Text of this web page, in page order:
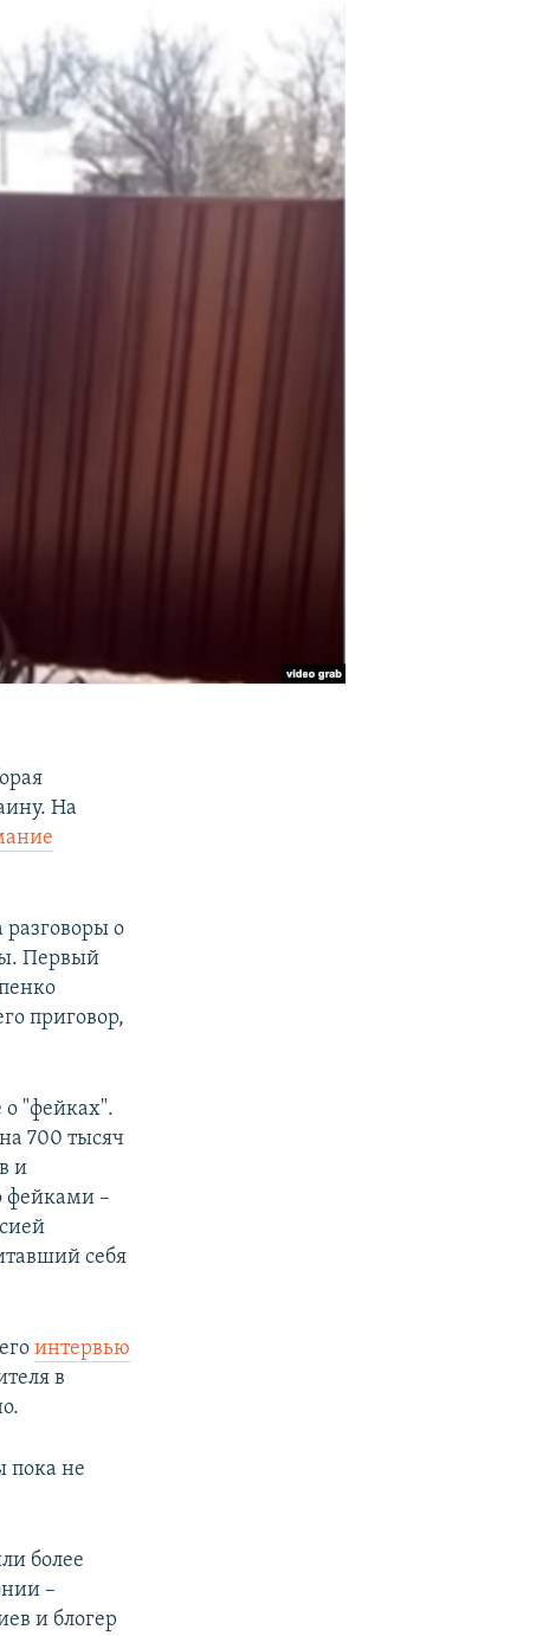
На
о
Первый
приговор,
о "фейках".
700 тысяч
и
фейками –
себя
интервью
в
пока не
более
–
и блогер